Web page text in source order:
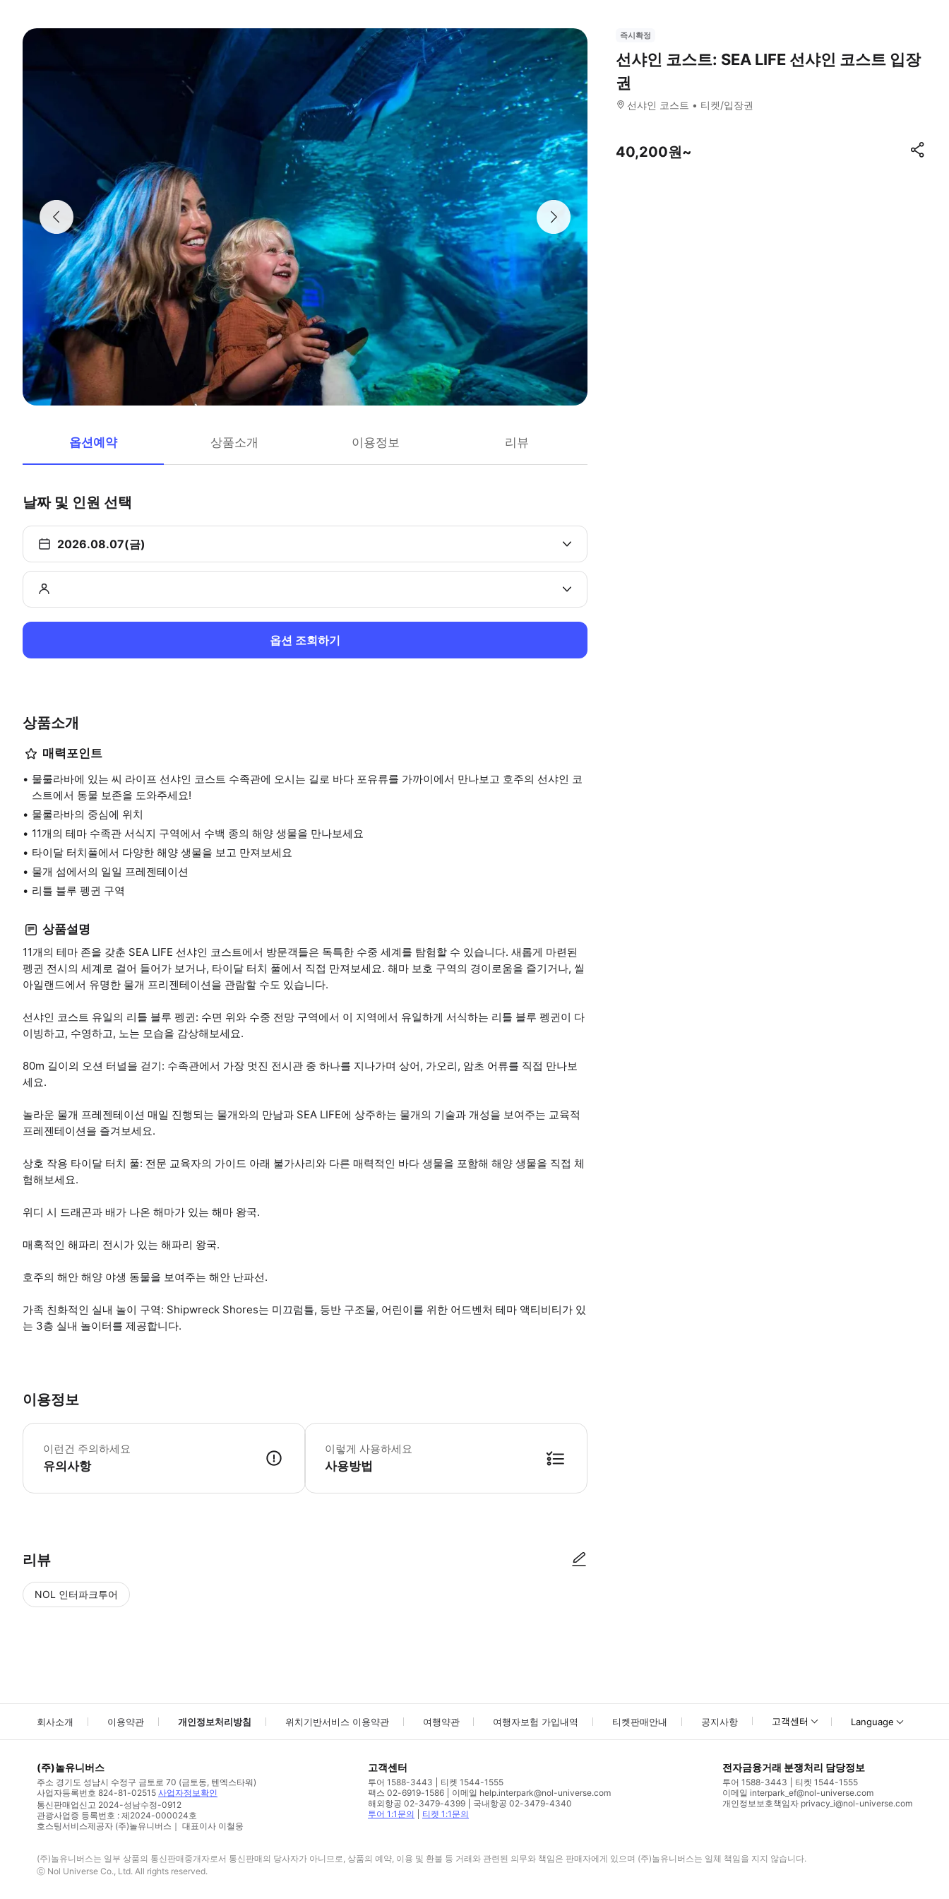
옵션예약 상품소개 이용정보 리뷰
날짜 및 인원 선택
2026.08.07(금)
옵션 조회하기
상품소개
매력포인트
물룰라바에 있는 씨 라이프 선샤인 코스트 수족관에 오시는 길로 바다 포유류를 가까이에서 만나보고 호주의 선샤인 코
스트에서 동물 보존을 도와주세요!
물룰라바의 중심에 위치
11개의 테마 수족관 서식지 구역에서 수백 종의 해양 생물을 만나보세요
타이달 터치풀에서 다양한 해양 생물을 보고 만져보세요
물개 섬에서의 일일 프레젠테이션
리틀 블루 펭귄 구역
상품설명
11개의 테마 존을 갖춘 SEA LIFE 선샤인 코스트에서 방문객들은 독특한 수중 세계를 탐험할 수 있습니다. 새롭게 마련된
펭귄 전시의 세계로 걸어 들어가 보거나, 타이달 터치 풀에서 직접 만져보세요. 해마 보호 구역의 경이로움을 즐기거나, 씰
아일랜드에서 유명한 물개 프리젠테이션을 관람할 수도 있습니다.
선샤인 코스트 유일의 리틀 블루 펭귄: 수면 위와 수중 전망 구역에서 이 지역에서 유일하게 서식하는 리틀 블루 펭귄이 다
이빙하고, 수영하고, 노는 모습을 감상해보세요.
80m 길이의 오션 터널을 걷기: 수족관에서 가장 멋진 전시관 중 하나를 지나가며 상어, 가오리, 암초 어류를 직접 만나보
세요.
놀라운 물개 프레젠테이션 매일 진행되는 물개와의 만남과 SEA LIFE에 상주하는 물개의 기술과 개성을 보여주는 교육적
프레젠테이션을 즐겨보세요.
상호 작용 타이달 터치 풀: 전문 교육자의 가이드 아래 불가사리와 다른 매력적인 바다 생물을 포함해 해양 생물을 직접 체
험해보세요.
위디 시 드래곤과 배가 나온 해마가 있는 해마 왕국.
매혹적인 해파리 전시가 있는 해파리 왕국.
호주의 해안 해양 야생 동물을 보여주는 해안 난파선.
가족 친화적인 실내 놀이 구역: Shipwreck Shores는 미끄럼틀, 등반 구조물, 어린이를 위한 어드벤처 테마 액티비티가 있
는 3층 실내 놀이터를 제공합니다.
이용정보
이런건 주의하세요
유의사항
만 16세 미만의 모든 어린이는 반드시 만 18세 이상의 성인이 동반해야 합니다 최신 운영 시간 및 정보는 공식 시라이프 선샤인 코스트 웹사이트를 참
이렇게 사용하세요
사용방법
리뷰
NOL 인터파크투어
즉시확정
선샤인 코스트: SEA LIFE 선샤인 코스트 입장
권
선샤인 코스트 티켓/입장권
40,200원~
회사소개 이용약관 개인정보처리방침 위치기반서비스 이용약관 여행약관 여행자보험 가입내역 티켓판매안내 공지사항 고객센터 Language
(주)놀유니버스
주소 경기도 성남시 수정구 금토로 70 (금토동, 텐엑스타워)
사업자등록번호 824-81-02515 사업자정보확인
통신판매업신고 2024-성남수정-0912
관광사업증 등록번호 : 제2024-000024호
호스팅서비스제공자 (주)놀유니버스｜ 대표이사 이철웅
고객센터
투어 1588-3443
티켓 1544-1555
팩스 02-6919-1586
이메일 help.interpark@nol-universe.com
해외항공 02-3479-4399
국내항공 02-3479-4340
투어 1:1문의
티켓 1:1문의
전자금융거래 분쟁처리 담당정보
투어 1588-3443
티켓 1544-1555
이메일 interpark_ef@nol-universe.com
개인정보보호책임자 privacy_i@nol-universe.com
(주)놀유니버스는 일부 상품의 통신판매중개자로서 통신판매의 당사자가 아니므로, 상품의 예약, 이용 및 환불 등 거래와 관련된 의무와 책임은 판매자에게 있으며 (주)놀유니버스는 일체 책임을 지지 않습니다.
ⓒ Nol Universe Co., Ltd. All rights reserved.